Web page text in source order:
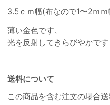
3.5ｃｍ幅(布なので1〜2ｍｍ
薄い金色です。
光を反射してきらびやかです
送料について
この商品を含む注文の場合